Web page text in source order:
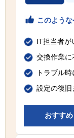
このよう
IT担当者
交換作業に
トラブル
設定の復旧
おすす